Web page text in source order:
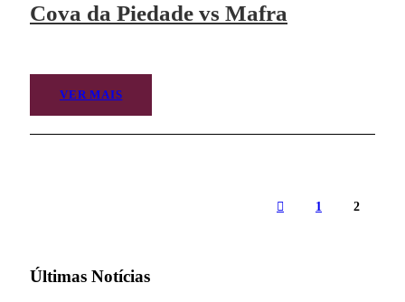
Cova da Piedade vs Mafra
VER MAIS
1 2
Últimas Notícias